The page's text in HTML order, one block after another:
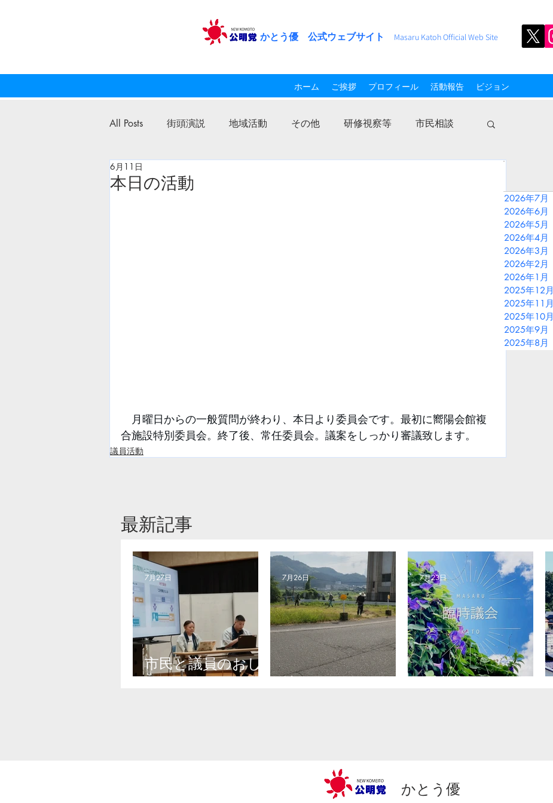
かとう優 公式ウェブサイト Masaru KatohOfficial Web Site
ホーム ご挨拶 プロフィール 活動報告 ビジョン
All Posts 街頭演説 地域活動 その他 研修視察等 市民相談
公明党
本日の活動
6月11日
月曜日からの一般質問が終わり、本日より委員会です。最初に嚮陽会館複
合施設特別委員会。終了後、常任委員会。議案をしっかり審議致します。
議員活動
2026年7月
2026年6月
2026年5月
2026年4月
2026年3月
2026年2月
2026年1月
2025年12月
2025年11月
2025年10月
2025年9月
2025年8月
​最新記事
市民と議員のおし
ゃべり会
7月27日
社会奉仕デー
7月26日
臨時議会
7月23日
かとう優